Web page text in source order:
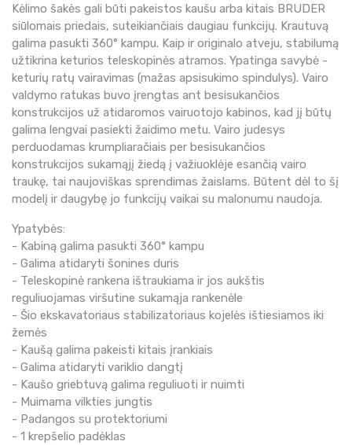
Kėlimo šakės gali būti pakeistos kaušu arba kitais BRUDER
siūlomais priedais, suteikiančiais daugiau funkcijų. Krautuvą
galima pasukti 360° kampu. Kaip ir originalo atveju, stabilumą
užtikrina keturios teleskopinės atramos. Ypatinga savybė -
keturių ratų vairavimas (mažas apsisukimo spindulys). Vairo
valdymo ratukas buvo įrengtas ant besisukančios
konstrukcijos už atidaromos vairuotojo kabinos, kad jį būtų
galima lengvai pasiekti žaidimo metu. Vairo judesys
perduodamas krumpliaračiais per besisukančios
konstrukcijos sukamąjį žiedą į važiuoklėje esančią vairo
traukę, tai naujoviškas sprendimas žaislams. Būtent dėl to šį
modelį ir daugybę jo funkcijų vaikai su malonumu naudoja.
Ypatybės:
- Kabiną galima pasukti 360° kampu
- Galima atidaryti šonines duris
- Teleskopinė rankena ištraukiama ir jos aukštis
reguliuojamas viršutine sukamąja rankenėle
- Šio ekskavatoriaus stabilizatoriaus kojelės ištiesiamos iki
žemės
- Kaušą galima pakeisti kitais įrankiais
- Galima atidaryti variklio dangtį
- Kaušo griebtuvą galima reguliuoti ir nuimti
- Muimama vilkties jungtis
- Padangos su protektoriumi
- 1 krepšelio padėklas